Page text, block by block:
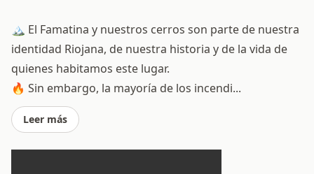
🏔️ El Famatina y nuestros cerros son parte de nuestra
identidad Riojana, de nuestra historia y de la vida de
quienes habitamos este lugar.
🔥 Sin embargo, la mayoría de los incendi...
Leer más